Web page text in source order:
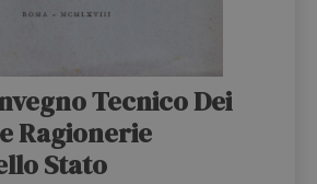
Tecnico Dei
Ragionerie
Stato